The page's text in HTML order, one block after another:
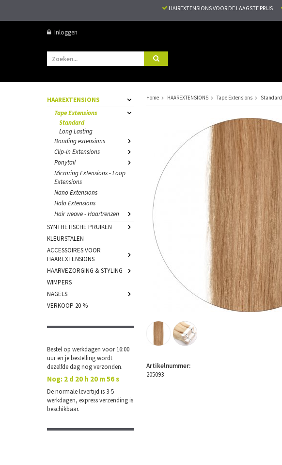
HAIREXTENSIONS VOOR DE LAAGSTE PRIJS
Inloggen
HAAREXTENSIONS
Tape Extensions
Standard
Long Lasting
Bonding extensions
Clip-in Extensions
Ponytail
Microring Extensions - Loop
Extensions
Nano Extensions
Halo Extensions
Hair weave - Haartrenzen
SYNTHETISCHE PRUIKEN
KLEURSTALEN
ACCESSOIRES VOOR
HAAREXTENSIONS
HAARVEZORGING & STYLING
WIMPERS
NAGELS
VERKOOP 20 %
Bestel op werkdagen voor 16:00
uur en je bestelling wordt
dezelfde dag nog verzonden.
Nog: 2 d 20 h 20 m 56 s
De normale levertijd is 3-5
werkdagen, express verzending is
beschikbaar.
Home HAAREXTENSIONS Tape Extensions Standard
Artikelnummer:
205093